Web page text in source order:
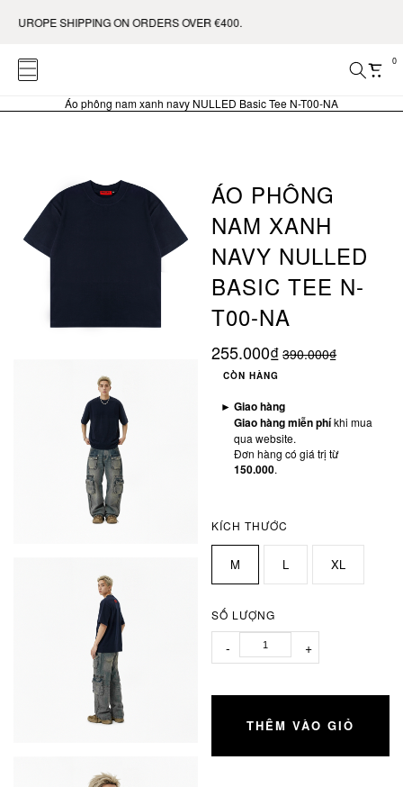
SHIPPING ON ORDERS OVER €400.
0
Áo phông nam xanh navy NULLED Basic Tee N-T00-NA
ÁO PHÔNG
NAM XANH
NAVY NULLED
BASIC TEE N-
T00-NA
255.000₫ 390.000₫
CÒN HÀNG
► Giao hàng
Giao hàng miễn phíkhi mua
qua website.
Đơn hàng có giá trị từ
150.000.
KÍCH THƯỚC
M L XL
SỐ LƯỢNG
- +
THÊM VÀO GIỎ